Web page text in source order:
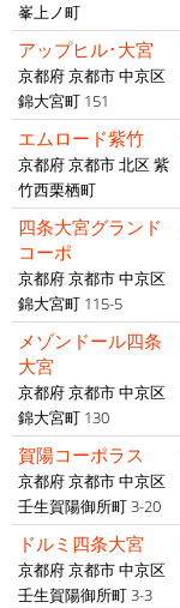
峯上ノ町
アップヒル･大宮
京都府 京都市 中京区
錦大宮町 151
エムロード紫竹
京都府 京都市 北区 紫
竹西栗栖町
四条大宮グランド
コーポ
京都府 京都市 中京区
錦大宮町 115-5
メゾンドール四条
大宮
京都府 京都市 中京区
錦大宮町 130
賀陽コーポラス
京都府 京都市 中京区
壬生賀陽御所町 3-20
ドルミ四条大宮
京都府 京都市 中京区
壬生賀陽御所町 3-3